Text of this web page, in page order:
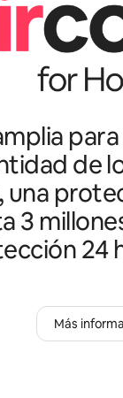
de
una
3
24
Más